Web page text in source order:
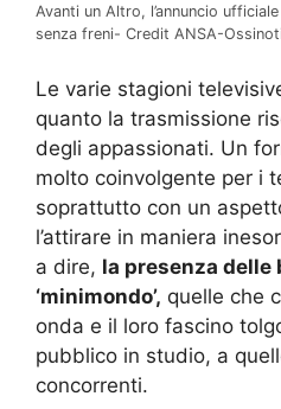
Avanti un Altro, l’annuncio
senza freni- Credit ANSA-
Le varie stagioni
quanto la trasmissione
degli appassionati. Un
molto coinvolgente per i
soprattutto con un
l’attirare in maniera
a dire, la presenza delle
‘minimondo’, quelle che
onda e il loro fascino
pubblico in studio, a
concorrenti.